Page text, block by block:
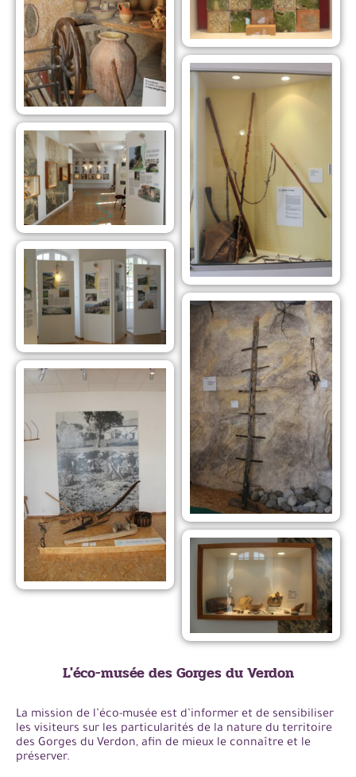
L'éco-musée des Gorges du Verdon
La mission de l’éco-musée est d’informer et de sensibiliser
les visiteurs sur les particularités de la nature du territoire
des Gorges du Verdon, afin de mieux le connaître et le
préserver.